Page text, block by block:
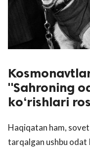
"Sahroning
ko‘rishlari
Haqiqatan ham,
tarqalgan ushbu odat